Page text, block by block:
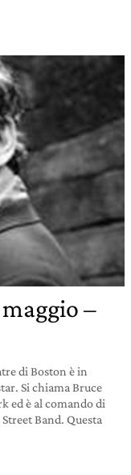
–
di Boston è in
Si chiama Bruce
ed è al comando di
Band. Questa